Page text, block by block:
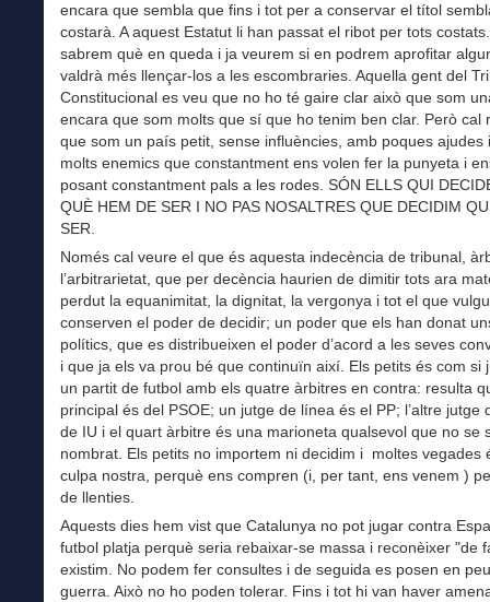
encara que sembla que fins i tot per a conservar el títol
costarà. A aquest Estatut li han passat el ribot per tots
sabrem què en queda i ja veurem si en podrem aprofitar
valdrà més llençar-los a les escombraries. Aquella gent del
Constitucional es veu que no ho té gaire clar això que som
encara que som molts que sí que ho tenim ben clar. Però cal
que som un país petit, sense influències, amb poques ajudes
molts enemics que constantment ens volen fer la punyeta i
posant constantment pals a les rodes. SÓN ELLS QUI
QUÈ HEM DE SER I NO PAS NOSALTRES QUE DECIDIM
SER.
Només cal veure el que és aquesta indecència de tribunal,
l’arbitrarietat, que per decència haurien de dimitir tots ara
perdut la equanimitat, la dignitat, la vergonya i tot el que
conserven el poder de decidir; un poder que els han donat
polítics, que es distribueixen el poder d’acord a les seves
i que ja els va prou bé que continuïn així. Els petits és com si
un partit de futbol amb els quatre àrbitres en contra: resulta
principal és del PSOE; un jutge de línea és el PP; l’altre jutge
de IU i el quart àrbitre és una marioneta qualsevol que no se
nombrat. Els petits no importem ni decidim i moltes vegades
culpa nostra, perquè ens compren (i, per tant, ens venem )
de llenties.
Aquests dies hem vist que Catalunya no pot jugar contra
futbol platja perquè seria rebaixar-se massa i reconèixer "de
existim. No podem fer consultes i de seguida es posen en
guerra. Això no ho poden tolerar. Fins i tot hi van haver